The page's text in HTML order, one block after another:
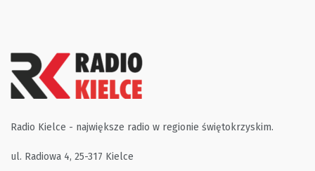
Radio Kielce - największe radio w regionie świętokrzyskim.
ul. Radiowa 4, 25-317 Kielce